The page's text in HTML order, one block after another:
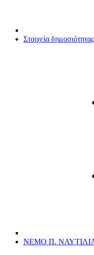
Στοιχεία δημοσιότητας
ΝΕΜΟ Π.